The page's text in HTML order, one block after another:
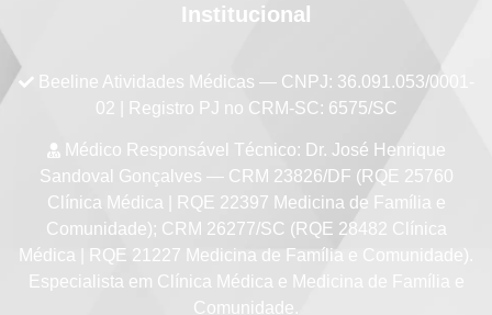
Institucional
Beeline Atividades Médicas — CNPJ: 36.091.053/0001-
02 | Registro PJ no CRM-SC: 6575/SC
Médico Responsável Técnico: Dr. José Henrique
Sandoval Gonçalves — CRM 23826/DF (RQE 25760
Clínica Médica | RQE 22397 Medicina de Família e
Comunidade); CRM 26277/SC (RQE 28482 Clínica
Médica | RQE 21227 Medicina de Família e Comunidade).
Especialista em Clínica Médica e Medicina de Família e
Comunidade.